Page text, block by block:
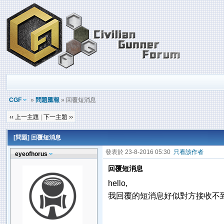
CGF »問題匯報» 回覆短消息
‹‹ 上一主題 |下一主題 ››
[問題] 回覆短消息
eyeofhorus 發表於 23-8-2016 05:30 只看該作者
回覆短消息
hello,
我回覆的短消息好似對方接收不